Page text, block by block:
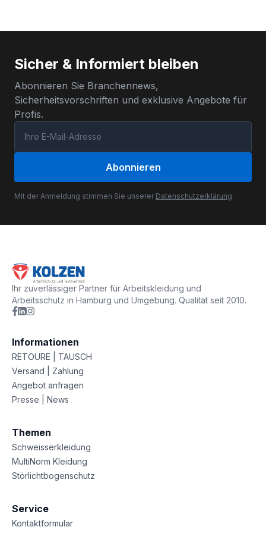
Sicher & Informiert bleiben
Abonnieren Sie Branchennews,
Sicherheitsvorschriften und exklusive Angebote für
Profis.
Abonnieren
Mit der Anmeldung stimmen Sie unserer Datenschutzerklärung.
Ihr zuverlässiger Partner für Arbeitskleidung und
Arbeitsschutz in Hamburg und Umgebung. Qualität seit 2010.
Informationen
RETOURE | TAUSCH
Versand | Zahlung
Angebot anfragen
Presse | News
Themen
Schweisserkleidung
MultiNorm Kleidung
Störlichtbogenschutz
Service
Kontaktformular